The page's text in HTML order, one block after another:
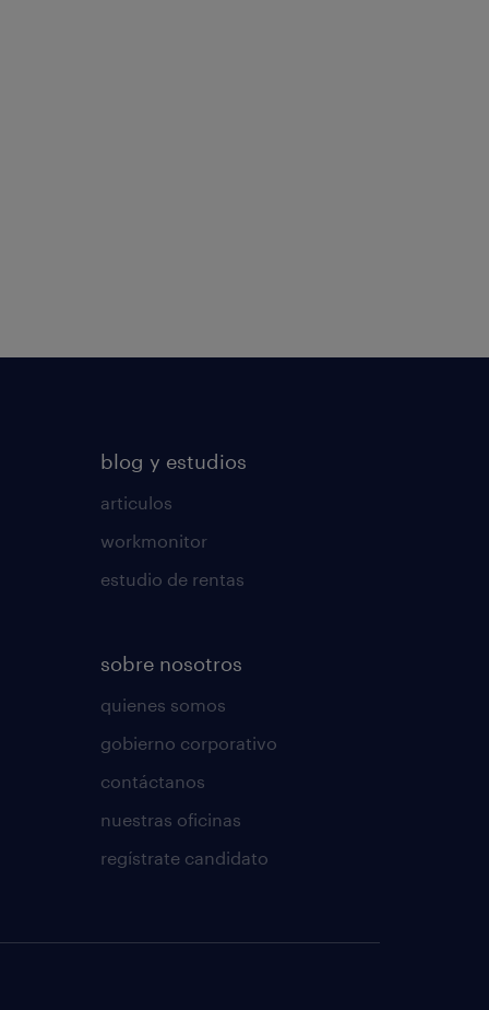
blog y estudios
articulos
workmonitor
estudio de rentas
sobre nosotros
quienes somos
gobierno corporativo
contáctanos
nuestras oficinas
regístrate candidato